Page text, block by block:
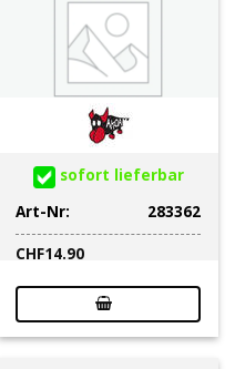
sofort lieferbar
Art-Nr:
283362
CHF14.90